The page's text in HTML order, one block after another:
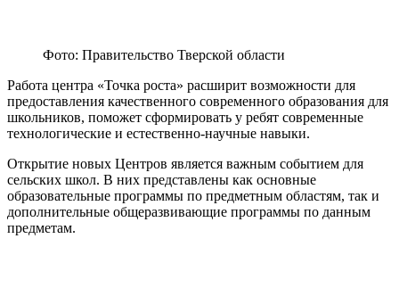
Фото: Правительство Тверской области
Работа центра «Точка роста» расширит возможности для
предоставления качественного современного образования для
школьников, поможет сформировать у ребят современные
технологические и естественно-научные навыки.
Открытие новых Центров является важным событием для
сельских школ. В них представлены как основные
образовательные программы по предметным областям, так и
дополнительные общеразвивающие программы по данным
предметам.